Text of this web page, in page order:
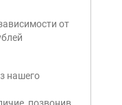
от
нашего